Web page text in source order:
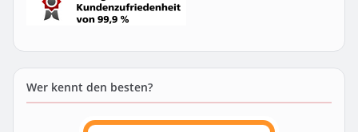
Wer kennt den besten?